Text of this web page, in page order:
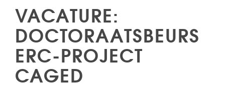
VACATURE:
DOCTORAATSBEURS
ERC-PROJECT
CAGED